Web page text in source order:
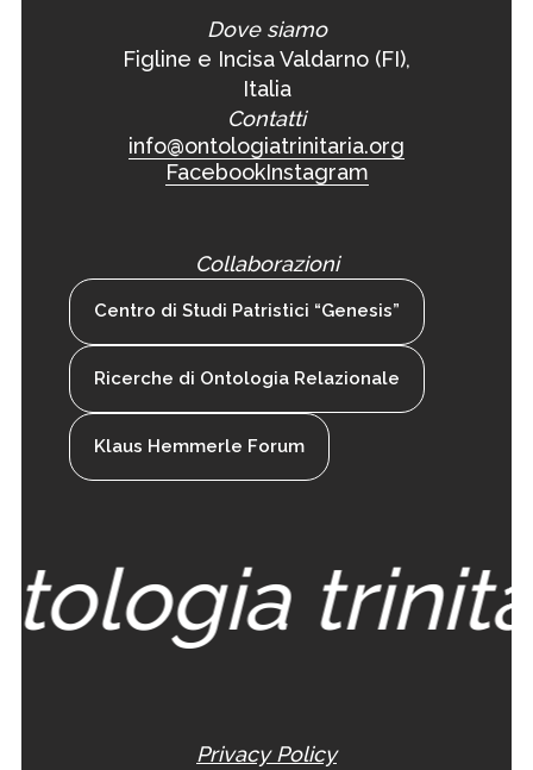
Dove siamo
Figline e Incisa Valdarno (FI),
Italia
Contatti
info@ontologiatrinitaria.org
FacebookInstagram
Collaborazioni
Centro di Studi Patristici “Genesis”
Ricerche di Ontologia Relazionale
Klaus Hemmerle Forum
Privacy Policy